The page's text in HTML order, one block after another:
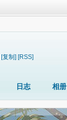
[复制] [RSS]
日志 相册